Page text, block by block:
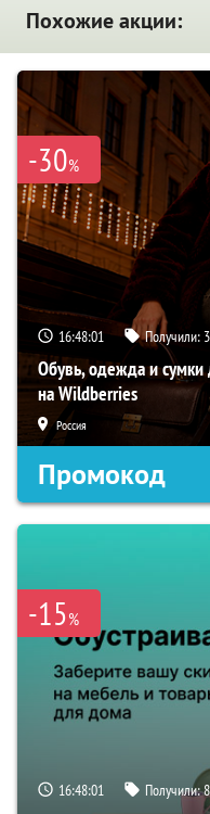
Похожие акции:
-30%
16:48:00 Получили:
Обувь, одежда и сумки
на Wildberries
Россия
Промокод
-15%
16:48:00 Получили: